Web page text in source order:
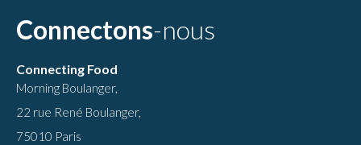
Connectons-nous
Connecting Food
Morning Boulanger,
22 rue René Boulanger,
75010 Paris